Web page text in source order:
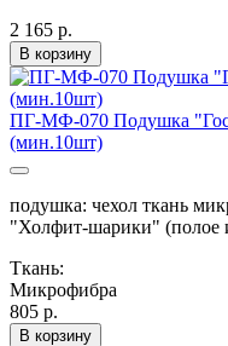
2 165 р.
В корзину
ПГ-МФ-070 Подушка
(мин.10шт)
подушка: чехол ткань
"Холфит-шарики" (полое
Ткань:
Микрофибра
805 р.
В корзину